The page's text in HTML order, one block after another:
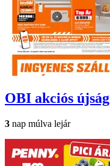
OBI akciós újság
3 nap múlva lejár